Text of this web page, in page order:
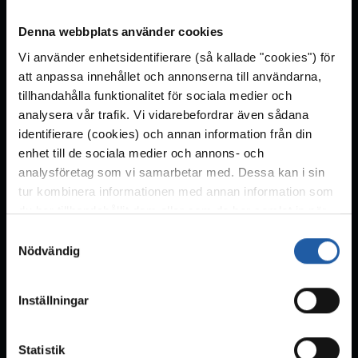
Denna webbplats använder cookies
Vi använder enhetsidentifierare (så kallade "cookies") för
att anpassa innehållet och annonserna till användarna,
tillhandahålla funktionalitet för sociala medier och
analysera vår trafik. Vi vidarebefordrar även sådana
identifierare (cookies) och annan information från din
enhet till de sociala medier och annons- och
analysföretag som vi samarbetar med. Dessa kan i sin
tur kombinera informationen med annan information som
du har tillhandahållit dem eller som de har samlat in när
sidancookies
Nödvändig
Inställningar
Statistik
Under lördagens vernissage inviger
Marinmuseums chef Richard Bauer utställningen
tillsammans med samlaren Erik Ekegren och
Ronald Bergman, ordförande i Föreningen
Sveriges Sjöfartsmuseum i Stockholm.
Pressbilder
Högupplösta pressbilder på
http://press.maritima.se
Carina Karonen, utställningschef, Marinmuseum
0455-35 93 77